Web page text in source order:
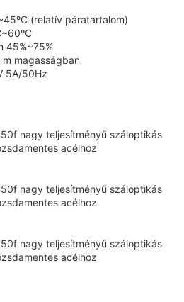
(relatív páratartalom)
45%~75%
magasságban
5A/50Hz